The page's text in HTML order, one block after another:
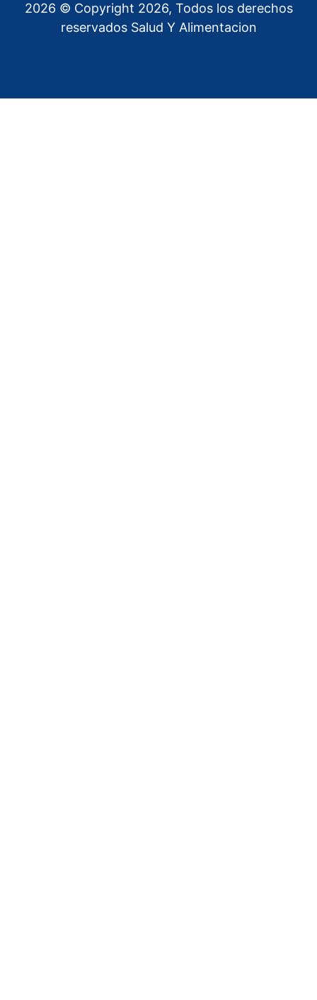
2026 © Copyright 2026, Todos los derechos
reservados Salud Y Alimentacion